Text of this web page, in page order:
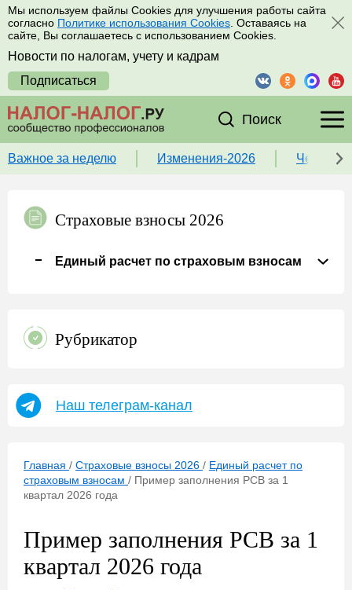
Мы используем файлы Cookies для улучшения работы сайта
согласно Политике использования Cookies . Оставаясь на
сайте, Вы соглашаетесь с использованием Cookies.
Новости по налогам, учету и кадрам
Подписаться
Поиск
Важное за неделю Изменения-2026 Чек-
Страховые взносы 2026
Единый расчет по страховым взносам
Рубрикатор
Наш телеграм-канал
Главная / Страховые взносы 2026 / Единый расчет по
страховым взносам / Пример заполнения РСВ за 1
квартал 2026 года
Пример заполнения РСВ за 1
квартал 2026 года